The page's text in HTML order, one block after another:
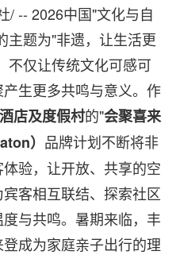
/ -- 2026中国"文化与自
主题为"非遗，让生活更
不仅让传统文化可感可
生更多共鸣与意义。作
店及度假村的"会聚喜来
） 品牌计划不断将非
验，让开放、共享的空
客相互联结、探索社区
与共鸣。暑期来临，丰
成为家庭亲子出行的理